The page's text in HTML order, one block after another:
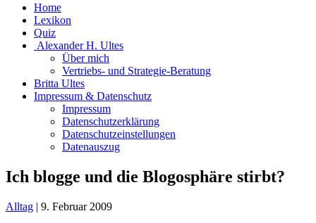
Home
Lexikon
Quiz
Alexander H. Ultes
Über mich
Vertriebs- und Strategie-Beratung
Britta Ultes
Impressum & Datenschutz
Impressum
Datenschutzerklärung
Datenschutzeinstellungen
Datenauszug
Ich blogge und die Blogosphäre stirbt?
Alltag | 9. Februar 2009